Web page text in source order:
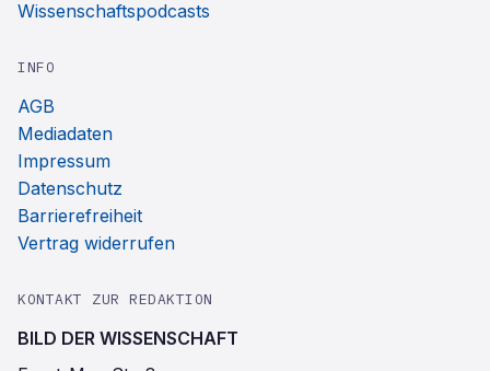
Wissenschaftspodcasts
INFO
AGB
Mediadaten
Impressum
Datenschutz
Barrierefreiheit
Vertrag widerrufen
KONTAKT ZUR REDAKTION
BILD DER WISSENSCHAFT